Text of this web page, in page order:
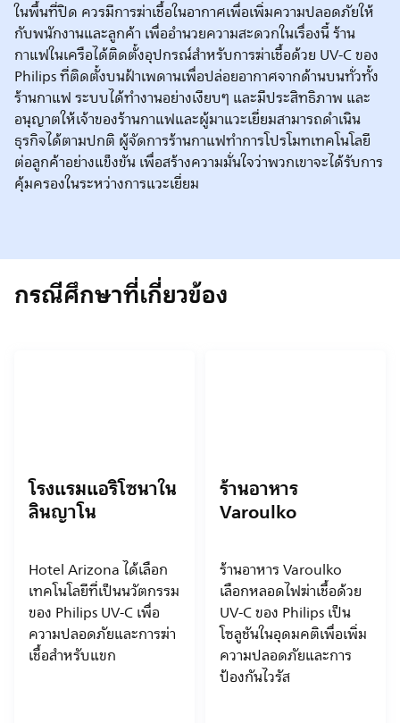
ในพื้นที่ปิด ควรมีการฆ่าเชื้อในอากาศเพื่อเพิ่มความปลอดภัยให้
กับพนักงานและลูกค้า เพื่ออำนวยความสะดวกในเรื่องนี้ ร้าน
กาแฟในเครือได้ติดตั้งอุปกรณ์สำหรับการฆ่าเชื้อด้วย UV-C ของ
Philips ที่ติดตั้งบนฝ้าเพดานเพื่อปล่อยอากาศจากด้านบนทั่วทั้ง
ร้านกาแฟ ระบบได้ทำงานอย่างเงียบๆ และมีประสิทธิภาพ และ
อนุญาตให้เจ้าของร้านกาแฟและผู้มาแวะเยี่ยมสามารถดำเนิน
ธุรกิจได้ตามปกติ ผู้จัดการร้านกาแฟทำการโปรโมทเทคโนโลยี
ต่อลูกค้าอย่างแข็งขัน เพื่อสร้างความมั่นใจว่าพวกเขาจะได้รับการ
คุ้มครองในระหว่างการแวะเยี่ยม
กรณีศึกษาที่เกี่ยวข้อง
โรงแรมแอริโซนาใน
ลินญาโน
Hotel Arizona ได้เลือก
เทคโนโลยีที่เป็นนวัตกรรม
ของ Philips UV-C เพื่อ
ความปลอดภัยและการฆ่า
เชื้อสำหรับแขก
ร้านอาหาร
Varoulko
ร้านอาหาร Varoulko
เลือกหลอดไฟฆ่าเชื้อด้วย
UV-C ของ Philips เป็น
โซลูชันในอุดมคติเพื่อเพิ่ม
ความปลอดภัยและการ
ป้องกันไวรัส